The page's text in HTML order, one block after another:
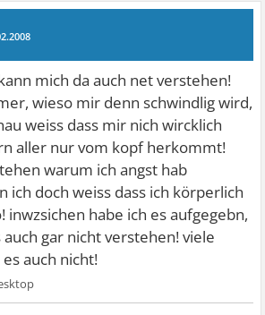
mich da auch net verstehen!
wieso mir denn schwindlig wird,
weiss dass mir nich wircklich
aller nur vom kopf herkommt!
warum ich angst hab
ich doch weiss dass ich körperlich
inwzsichen habe ich es aufgegebn,
gar nicht verstehen! viele
auch nicht!